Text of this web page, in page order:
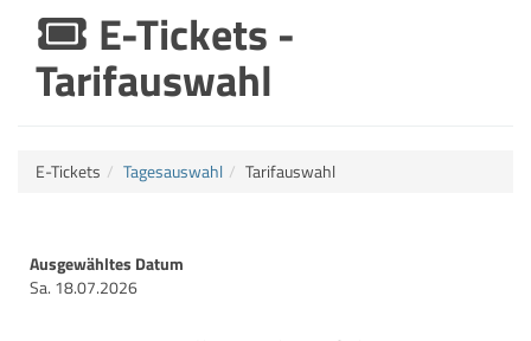
E-Tickets -
Tarifauswahl
E-Tickets Tagesauswahl Tarifauswahl
Ausgewähltes Datum
Sa. 18.07.2026